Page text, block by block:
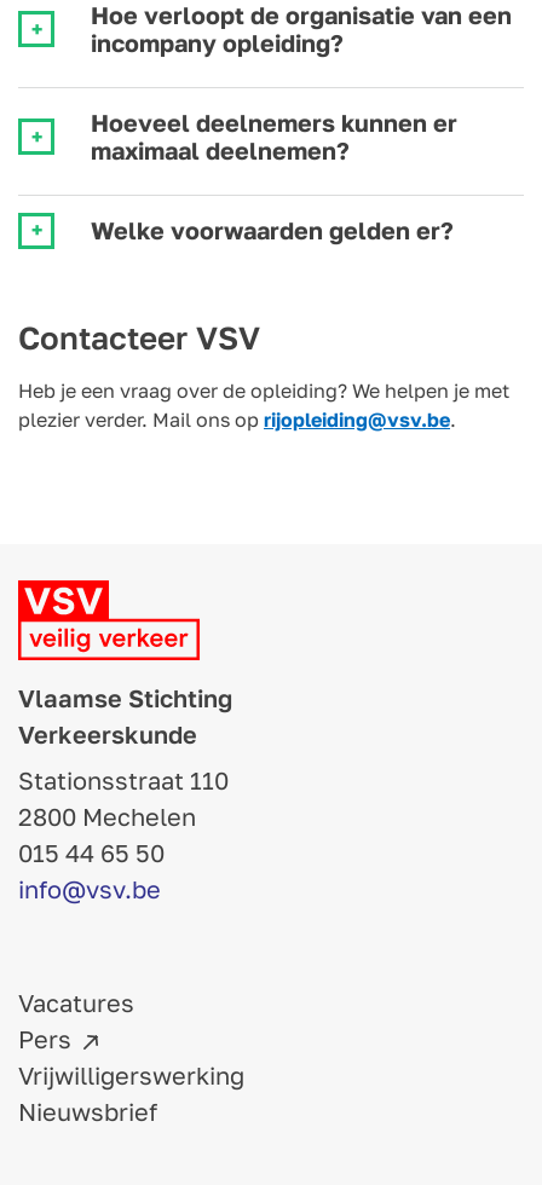
Hoe verloopt de organisatie van een
incompany opleiding?
Hoeveel deelnemers kunnen er
maximaal deelnemen?
Welke voorwaarden gelden er?
Contacteer VSV
Heb je een vraag over de opleiding? We helpen je met
plezier verder. Mail ons op rijopleiding@vsv.be.
Vlaamse Stichting
Verkeerskunde
Stationsstraat 110
2800 Mechelen
015 44 65 50
info@vsv.be
Vacatures
Pers
Vrijwilligerswerking
Nieuwsbrief